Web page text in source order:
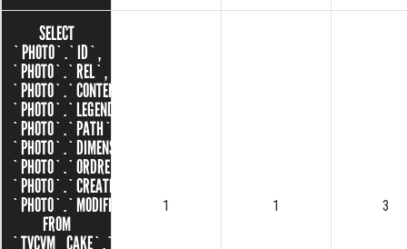
SELECT
`PHOTO`.`ID`,
`PHOTO`.`REL`,
`PHOTO`.`CONTENU_ID`,
`PHOTO`.`LEGENDE`,
`PHOTO`.`PATH`,
`PHOTO`.`DIMENSION`,
`PHOTO`.`ORDRE`,
`PHOTO`.`CREATED`,
`PHOTO`.`MODIFIED`
FROM
`TVCVM_CAKE`.`PHOTOS`
1 1 3